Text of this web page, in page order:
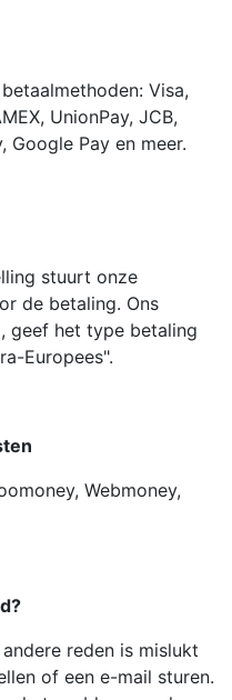
Visa,
UnionPay, JCB,
Google Pay en meer.
stuurt onze
de betaling. Ons
geef het type betaling
Europees".
Webmoney,
reden is mislukt
of een e-mail sturen.